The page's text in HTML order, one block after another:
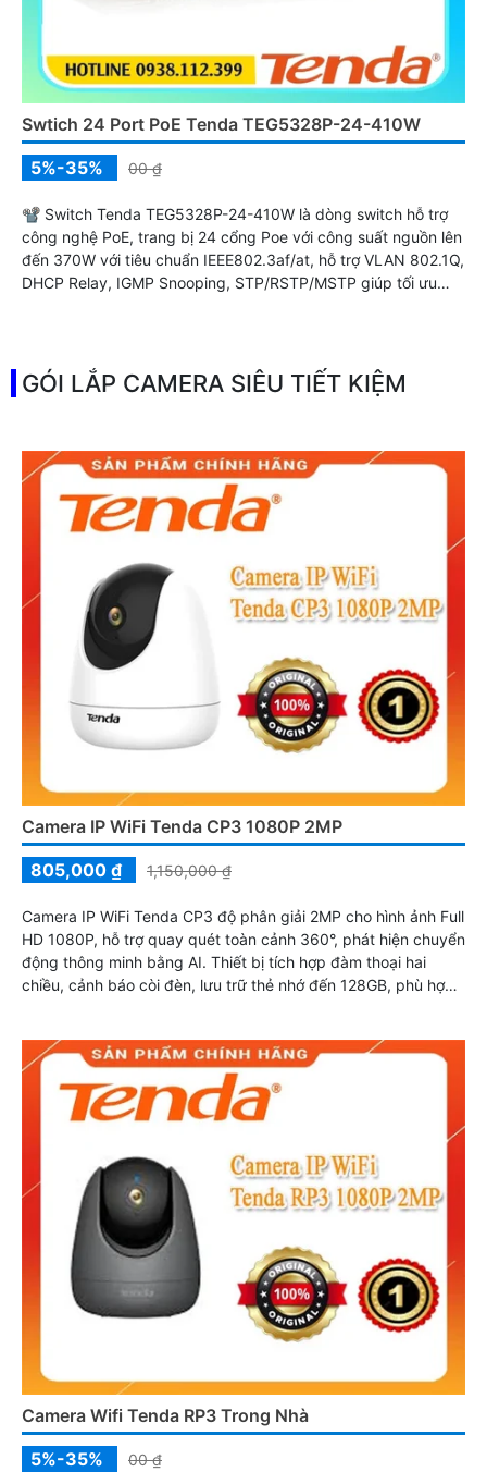
Swtich 24 Port PoE Tenda TEG5328P-24-410W
5%-35%
00 ₫
📽 Switch Tenda TEG5328P-24-410W là dòng switch hỗ trợ
công nghệ PoE, trang bị 24 cổng Poe với công suất nguồn lên
đến 370W với tiêu chuẩn IEEE802.3af/at, hỗ trợ VLAN 802.1Q,
DHCP Relay, IGMP Snooping, STP/RSTP/MSTP giúp tối ưu
GÓI LẮP CAMERA SIÊU TIẾT KIỆM
Camera IP WiFi Tenda CP3 1080P 2MP
805,000 ₫
1,150,000 ₫
Camera IP WiFi Tenda CP3 độ phân giải 2MP cho hình ảnh Full
HD 1080P, hỗ trợ quay quét toàn cảnh 360°, phát hiện chuyển
động thông minh bằng AI. Thiết bị tích hợp đàm thoại hai
chiều, cảnh báo còi đèn, lưu trữ thẻ nhớ đến 128GB, phù hợp
Camera Wifi Tenda RP3 Trong Nhà
5%-35%
00 ₫